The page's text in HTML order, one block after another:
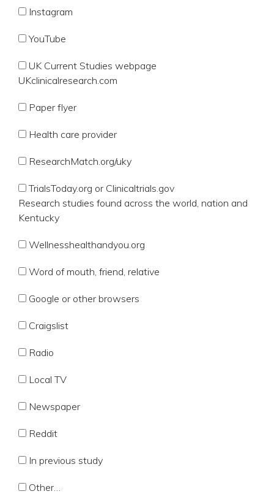
Instagram
YouTube
UK Current Studies webpage
UKclinicalresearch.com
Paper flyer
Health care provider
ResearchMatch.org/uky
TrialsToday.org or Clinicaltrials.gov
Research studies found across the world, nation and
Kentucky
Wellnesshealthandyou.org
Word of mouth, friend, relative
Google or other browsers
Craigslist
Radio
Local TV
Newspaper
Reddit
In previous study
Other…